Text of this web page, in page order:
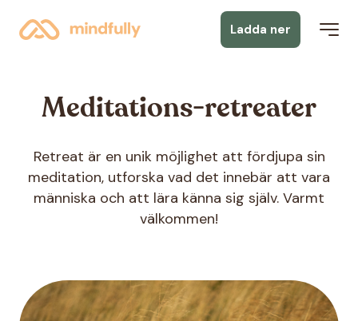
Ladda ner
Meditations-retreater
Retreat är en unik möjlighet att fördjupa sin
meditation, utforska vad det innebär att vara
människa och att lära känna sig själv. Varmt
välkommen!